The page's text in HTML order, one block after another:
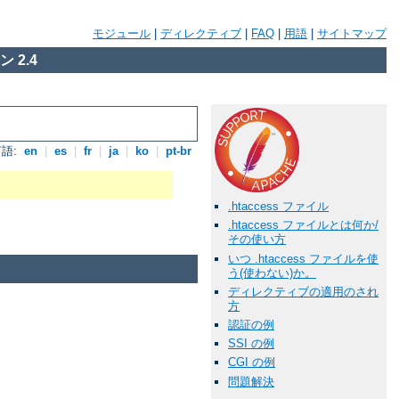
モジュール ディレクティブ FAQ 用語 サイトマップ
2.4
: en es fr ja ko pt-br
.htaccess ファイル
.htaccess ファイルとは何か/
その使い方
いつ .htaccess ファイルを使
う(使わない)か。
ディレクティブの適用のされ
方
認証の例
SSI の例
CGI の例
問題解決